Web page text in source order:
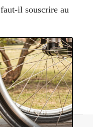
il souscrire au